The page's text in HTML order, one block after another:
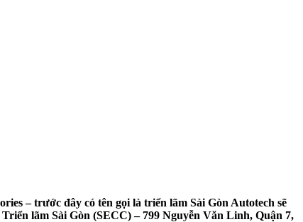
– trước đây có tên gọi là triển lãm Sài Gòn Autotech sẽ
lãm Sài Gòn (SECC) – 799 Nguyễn Văn Linh, Quận 7,